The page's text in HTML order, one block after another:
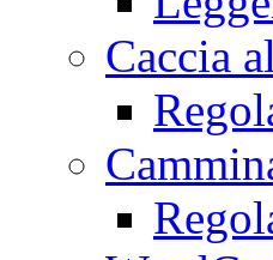
Caccia